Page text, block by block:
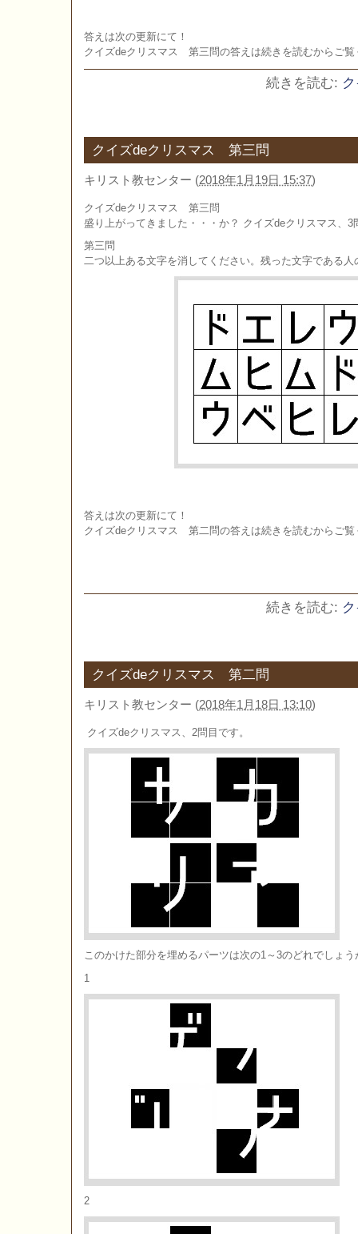
答えは次の更新にて！
クイズdeクリスマス 第三問の答えは続きを読むからご覧
続きを読む:
クイズdeクリスマス 第三問
キリスト教センター (2018年1月19日 15:37)
クイズdeクリスマス 第三問
盛り上がってきました・・・か？ クイズdeクリスマス、3
第三問
二つ以上ある文字を消してください。残った文字である
答えは次の更新にて！
クイズdeクリスマス 第二問の答えは続きを読むからご覧
続きを読む:
クイズdeクリスマス 第二問
キリスト教センター (2018年1月18日 13:10)
クイズdeクリスマス、2問目です。
このかけた部分を埋めるパーツは次の1～3のどれでしょう
1
2